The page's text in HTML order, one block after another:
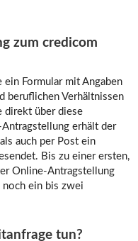
zum credicom
Formular mit Angaben
beruflichen Verhältnissen
direkt über diese
erhält der
auch per Post ein
Bis zu einer ersten,
Online-Antragstellung
noch ein bis zwei
tun?